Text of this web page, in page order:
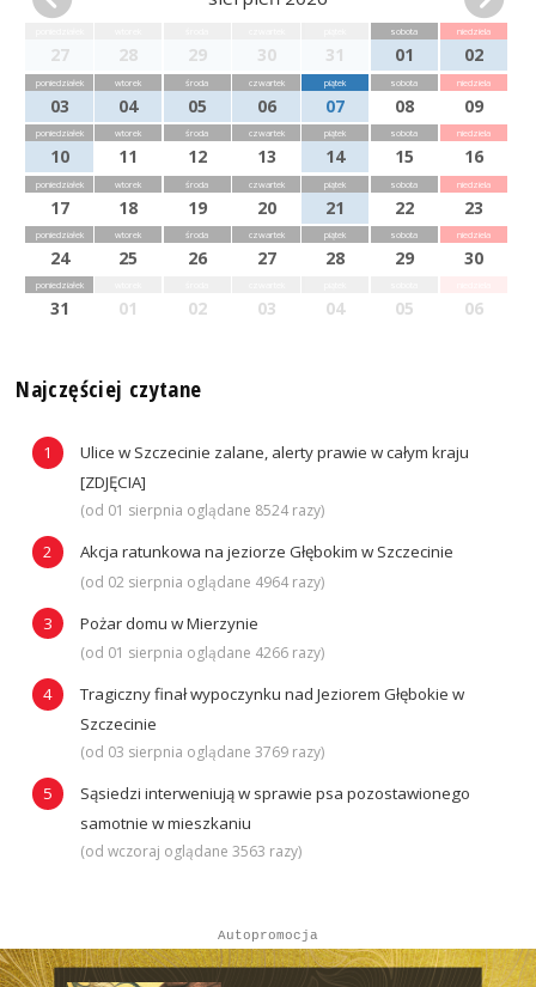
27 28 29 30 31
sobota
01
niedziela
02
poniedziałek
03
wtorek
04
środa
05
czwartek
06
piątek
07
sobota
08
niedziela
09
poniedziałek
10
wtorek
11
środa
12
czwartek
13
piątek
14
sobota
15
niedziela
16
poniedziałek
17
wtorek
18
środa
19
czwartek
20
piątek
21
sobota
22
niedziela
23
poniedziałek
24
wtorek
25
środa
26
czwartek
27
piątek
28
sobota
29
niedziela
30
poniedziałek
31 01 02 03 04 05 06
Najczęściej czytane
Ulice w Szczecinie zalane, alerty prawie w całym kraju
[ZDJĘCIA]
(od 01 sierpnia oglądane 8524 razy)
Akcja ratunkowa na jeziorze Głębokim w Szczecinie
(od 02 sierpnia oglądane 4964 razy)
Pożar domu w Mierzynie
(od 01 sierpnia oglądane 4266 razy)
Tragiczny finał wypoczynku nad Jeziorem Głębokie w
Szczecinie
(od 03 sierpnia oglądane 3769 razy)
Sąsiedzi interweniują w sprawie psa pozostawionego
samotnie w mieszkaniu
(od wczoraj oglądane 3563 razy)
Autopromocja